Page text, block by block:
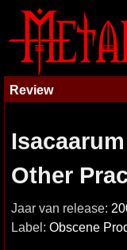
Review
Other
Jaar van release:
Label: Obscene